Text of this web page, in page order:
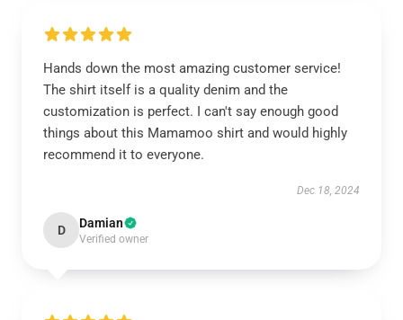
Hands down the most amazing customer service!
The shirt itself is a quality denim and the
customization is perfect. I can't say enough good
things about this Mamamoo shirt and would highly
recommend it to everyone.
Dec 18, 2024
D Damian
Verified owner